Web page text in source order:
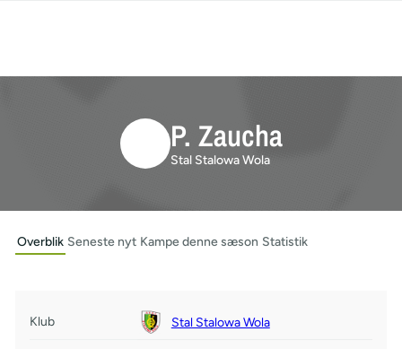
P. Zaucha
Stal Stalowa Wola
Overblik Seneste nyt Kampe denne sæson Statistik
Klub Stal Stalowa Wola